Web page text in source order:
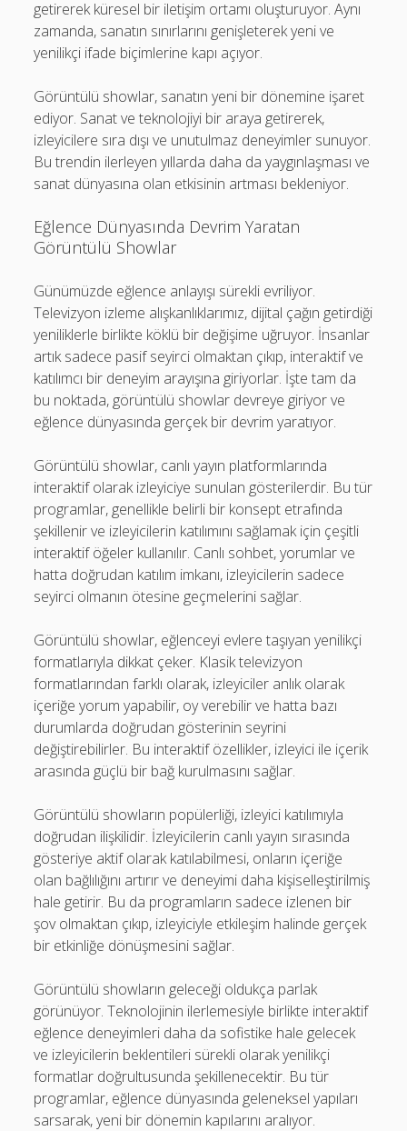
getirerek küresel bir iletişim ortamı oluşturuyor. Aynı
zamanda, sanatın sınırlarını genişleterek yeni ve
yenilikçi ifade biçimlerine kapı açıyor.
Görüntülü showlar, sanatın yeni bir dönemine işaret
ediyor. Sanat ve teknolojiyi bir araya getirerek,
izleyicilere sıra dışı ve unutulmaz deneyimler sunuyor.
Bu trendin ilerleyen yıllarda daha da yaygınlaşması ve
sanat dünyasına olan etkisinin artması bekleniyor.
Eğlence Dünyasında Devrim Yaratan
Görüntülü Showlar
Günümüzde eğlence anlayışı sürekli evriliyor.
Televizyon izleme alışkanlıklarımız, dijital çağın getirdiği
yeniliklerle birlikte köklü bir değişime uğruyor. İnsanlar
artık sadece pasif seyirci olmaktan çıkıp, interaktif ve
katılımcı bir deneyim arayışına giriyorlar. İşte tam da
bu noktada, görüntülü showlar devreye giriyor ve
eğlence dünyasında gerçek bir devrim yaratıyor.
Görüntülü showlar, canlı yayın platformlarında
interaktif olarak izleyiciye sunulan gösterilerdir. Bu tür
programlar, genellikle belirli bir konsept etrafında
şekillenir ve izleyicilerin katılımını sağlamak için çeşitli
interaktif öğeler kullanılır. Canlı sohbet, yorumlar ve
hatta doğrudan katılım imkanı, izleyicilerin sadece
seyirci olmanın ötesine geçmelerini sağlar.
Görüntülü showlar, eğlenceyi evlere taşıyan yenilikçi
formatlarıyla dikkat çeker. Klasik televizyon
formatlarından farklı olarak, izleyiciler anlık olarak
içeriğe yorum yapabilir, oy verebilir ve hatta bazı
durumlarda doğrudan gösterinin seyrini
değiştirebilirler. Bu interaktif özellikler, izleyici ile içerik
arasında güçlü bir bağ kurulmasını sağlar.
Görüntülü showların popülerliği, izleyici katılımıyla
doğrudan ilişkilidir. İzleyicilerin canlı yayın sırasında
gösteriye aktif olarak katılabilmesi, onların içeriğe
olan bağlılığını artırır ve deneyimi daha kişiselleştirilmiş
hale getirir. Bu da programların sadece izlenen bir
şov olmaktan çıkıp, izleyiciyle etkileşim halinde gerçek
bir etkinliğe dönüşmesini sağlar.
Görüntülü showların geleceği oldukça parlak
görünüyor. Teknolojinin ilerlemesiyle birlikte interaktif
eğlence deneyimleri daha da sofistike hale gelecek
ve izleyicilerin beklentileri sürekli olarak yenilikçi
formatlar doğrultusunda şekillenecektir. Bu tür
programlar, eğlence dünyasında geleneksel yapıları
sarsarak, yeni bir dönemin kapılarını aralıyor.